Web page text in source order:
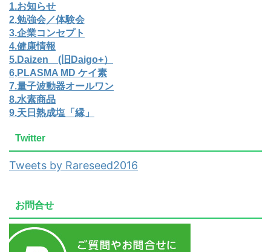
1.お知らせ
2.勉強会／体験会
3.企業コンセプト
4.健康情報
5.Daizen (旧Daigo+）
6,PLASMA MD ケイ素
7.量子波動器オールワン
8.水素商品
9.天日熟成塩「縁」
Twitter
Tweets by Rareseed2016
お問合せ